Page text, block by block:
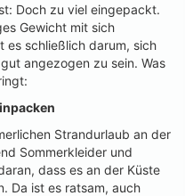
Doch zu viel eingepackt.
Gewicht mit sich
es schließlich darum, sich
angezogen zu sein. Was
Strandurlaub an der
Sommerkleider und
dass es an der Küste
Da ist es ratsam, auch